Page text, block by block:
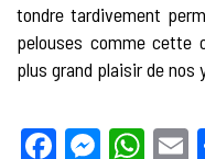
tondre tardivement
pelouses comme cette
plus grand plaisir de nos
Facebook